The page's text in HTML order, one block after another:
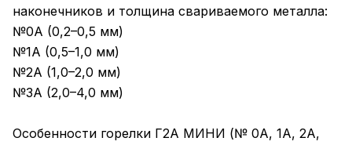
наконечников и толщина свариваемого металла:
№0А (0,2–0,5 мм)
№1А (0,5–1,0 мм)
№2А (1,0–2,0 мм)
№3А (2,0–4,0 мм)
Особенности горелки Г2А МИНИ (№ 0А, 1А, 2А,